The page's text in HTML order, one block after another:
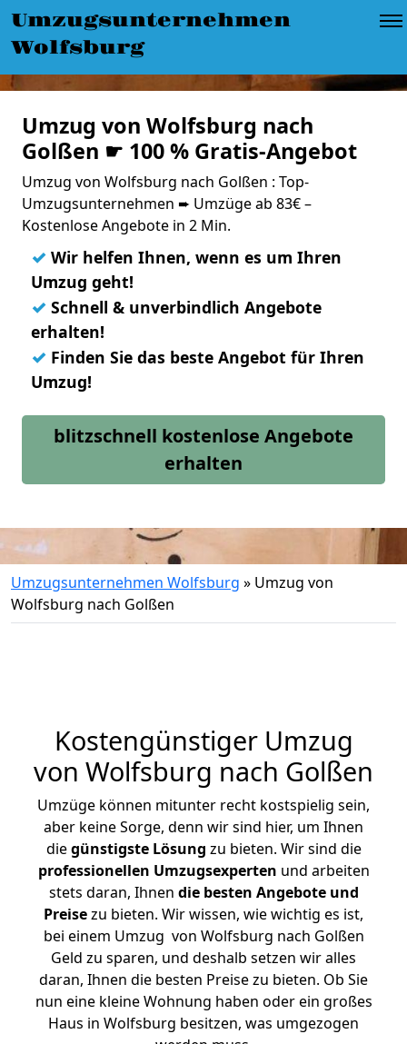
Umzugsunternehmen
Wolfsburg
Umzug von Wolfsburg nach
Golßen ☛ 100 % Gratis-Angebot
Umzug von Wolfsburg nach Golßen : Top-
Umzugsunternehmen ➨ Umzüge ab 83€ –
Kostenlose Angebote in 2 Min.
✓ Wir helfen Ihnen, wenn es um Ihren
Umzug geht!
✓ Schnell & unverbindlich Angebote
erhalten!
✓ Finden Sie das beste Angebot für Ihren
Umzug!
blitzschnell kostenlose Angebote
erhalten
Umzugsunternehmen Wolfsburg » Umzug von
Wolfsburg nach Golßen
Kostengünstiger Umzug
von Wolfsburg nach Golßen
Umzüge können mitunter recht kostspielig sein,
aber keine Sorge, denn wir sind hier, um Ihnen
diegünstigste Lösung zu bieten. Wir sind die
professionellen Umzugsexperten und arbeiten
stets daran, Ihnen die besten Angebote und
Preisezu bieten. Wir wissen, wie wichtig es ist,
bei einem Umzug von Wolfsburg nach Golßen
Geld zu sparen, und deshalb setzen wir alles
daran, Ihnen die besten Preise zu bieten. Ob Sie
nun eine kleine Wohnung haben oder ein großes
Haus in Wolfsburg besitzen, was umgezogen